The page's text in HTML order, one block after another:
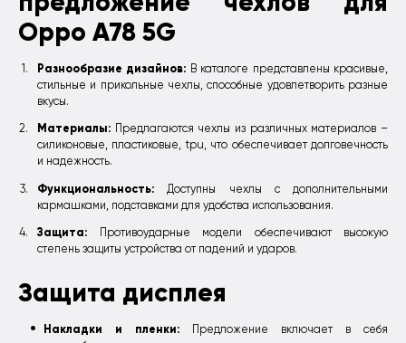
Oppo A78 5G
Разнообразие дизайнов: В каталоге представлены красивые,
стильные и прикольные чехлы, способные удовлетворить разные
вкусы.
Материалы:
Предлагаются чехлы из различных материалов –
силиконовые, пластиковые, tpu, что обеспечивает долговечность
и надежность.
Функциональность: Доступны чехлы с дополнительными
кармашками, подставками для удобства использования.
Защита: Противоударные модели обеспечивают высокую
степень защиты устройства от падений и ударов.
Защита дисплея
Накладки и пленки:
Предложение включает в себя